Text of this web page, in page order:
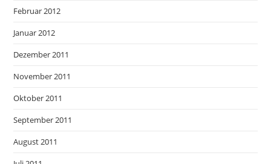
Februar 2012
Januar 2012
Dezember 2011
November 2011
Oktober 2011
September 2011
August 2011